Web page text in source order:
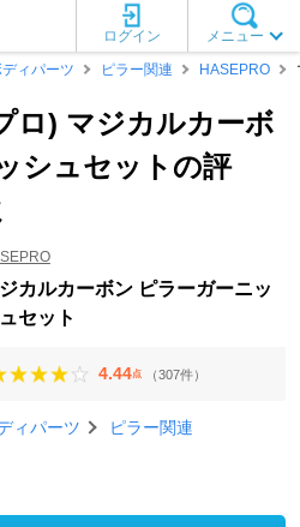
メニュー
ログイン
ィパーツ ピラー関連 HASEPRO
ロ) マジカルカーボ
シュセットの評
カルカーボン ピラーガーニッ
セット
4.44点 （307件）
ィパーツ ピラー関連